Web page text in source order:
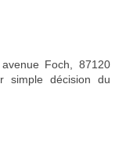
Foch, 87120
simple décision du